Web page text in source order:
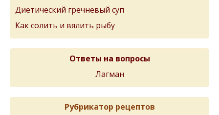
Диетический гречневый суп
Как солить и вялить рыбу
Ответы на вопросы
Лагман
Рубрикатор рецептов